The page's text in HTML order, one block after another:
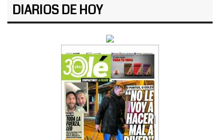
DIARIOS DE HOY